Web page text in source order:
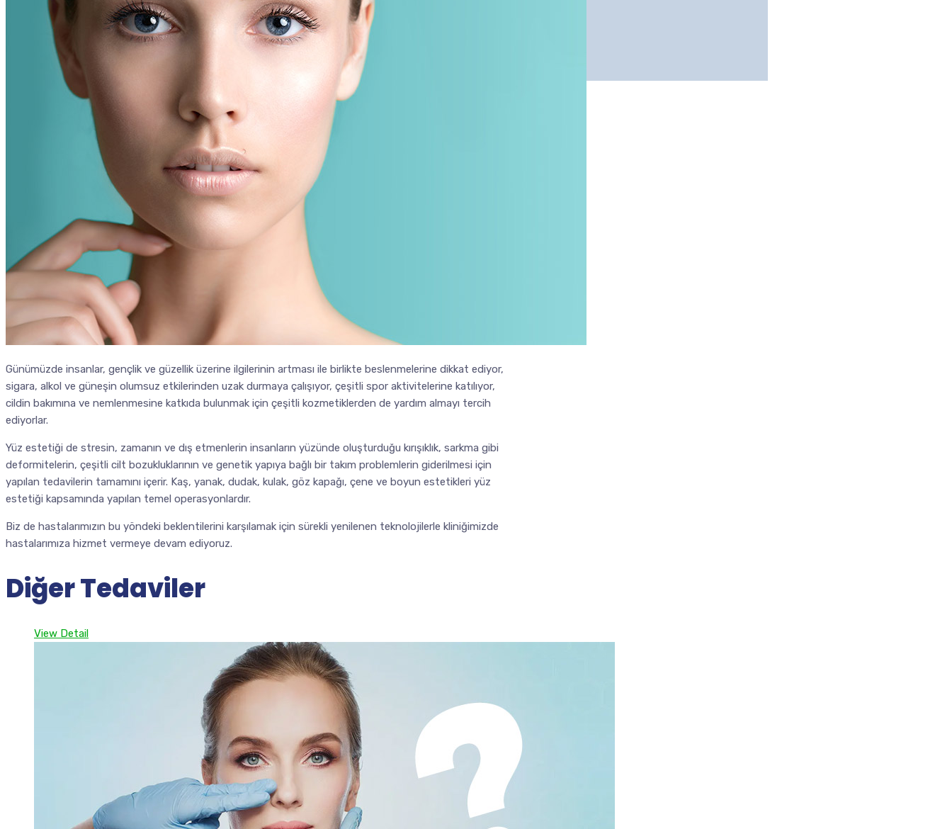
KULAK
BURUN
ULUSLARARASI HASTA
BILIMSEL ÇALIŞMALAR
VIDEOLAR
Günümüzde insanlar, gençlik ve güzellik üzerine ilgilerinin artması ile birlikte beslenmelerine dikkat ediyor,
sigara, alkol ve güneşin olumsuz etkilerinden uzak durmaya çalışıyor, çeşitli spor aktivitelerine katılıyor,
cildin bakımına ve nemlenmesine katkıda bulunmak için çeşitli kozmetiklerden de yardım almayı tercih
ediyorlar.
Yüz estetiği de stresin, zamanın ve dış etmenlerin insanların yüzünde oluşturduğu kırışıklık, sarkma gibi
deformitelerin, çeşitli cilt bozukluklarının ve genetik yapıya bağlı bir takım problemlerin giderilmesi için
yapılan tedavilerin tamamını içerir. Kaş, yanak, dudak, kulak, göz kapağı, çene ve boyun estetikleri yüz
estetiği kapsamında yapılan temel operasyonlardır.
Biz de hastalarımızın bu yöndeki beklentilerini karşılamak için sürekli yenilenen teknolojilerle kliniğimizde
hastalarımıza hizmet vermeye devam ediyoruz.
Diğer Tedaviler
View Detail